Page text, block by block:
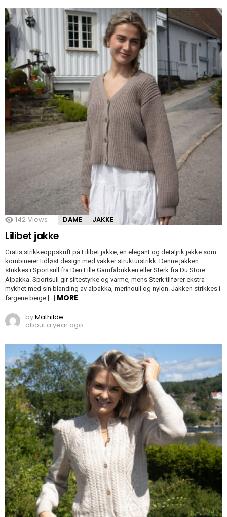
142 Views DAME JAKKE
Lilibet jakke
Gratis strikkeoppskrift på Lilibet jakke, en elegant og detaljrik jakke som
kombinerer tidløst design med vakker strukturstrikk. Denne jakken
strikkes i Sportsull fra Den Lille Garnfabrikken eller Sterk fra Du Store
Alpakka. Sportsull gir slitestyrke og varme, mens Sterk tilfører ekstra
mykhet med sin blanding av alpakka, merinoull og nylon. Jakken strikkes i
fargene beige […] MORE
byMathilde
about a year ago